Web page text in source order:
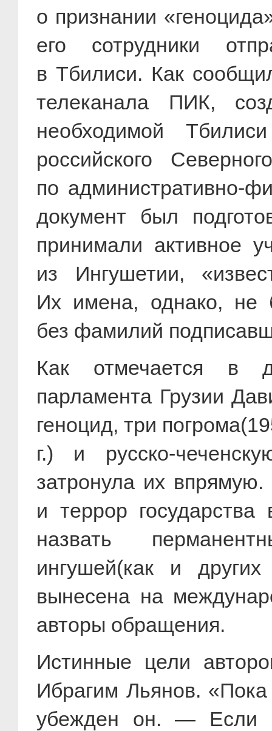
о признании
его сотрудники
в Тбилиси. Как
телеканала ПИК,
необходимой
российского
по административно-
документ был
принимали активное
из Ингушетии,
Их имена, однако, не
без фамилий
Как отмечается в
парламента Грузии
геноцид, три
г.) и русско-
затронула их
и террор
назвать
ингушей(как и
вынесена на
авторы обращения.
Истинные цели
Ибрагим Льянов.
убежден он. — Если